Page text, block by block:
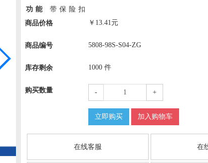
功能
带保险扣
商品价格
￥ 13.41元
商品编号 5808-98S-S04-ZG
库存剩余 1000 件
购买数量 - +
立即购买 加入购物车
在线客服 在